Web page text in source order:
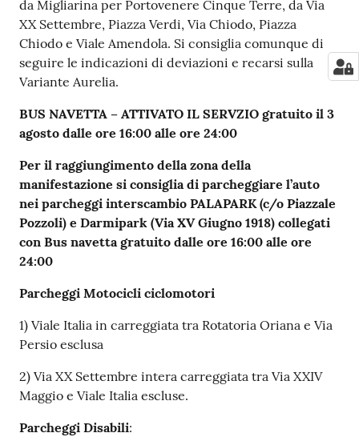
da Migliarina per Portovenere Cinque Terre, da Via
XX Settembre, Piazza Verdi, Via Chiodo, Piazza
Chiodo e Viale Amendola. Si consiglia comunque di
seguire le indicazioni di deviazioni e recarsi sulla
Variante Aurelia.
BUS NAVETTA – ATTIVATO IL SERVZIO gratuito il 3
agosto dalle ore 16:00 alle ore 24:00
Per il raggiungimento della zona della
manifestazione si consiglia di parcheggiare l’auto
nei parcheggi interscambio PALAPARK (c/o Piazzale
Pozzoli) e Darmipark (Via XV Giugno 1918) collegati
con Bus navetta gratuito dalle ore 16:00 alle ore
24:00
Parcheggi Motocicli ciclomotori
1) Viale Italia in carreggiata tra Rotatoria Oriana e Via
Persio esclusa
2) Via XX Settembre intera carreggiata tra Via XXIV
Maggio e Viale Italia escluse.
Parcheggi Disabili: